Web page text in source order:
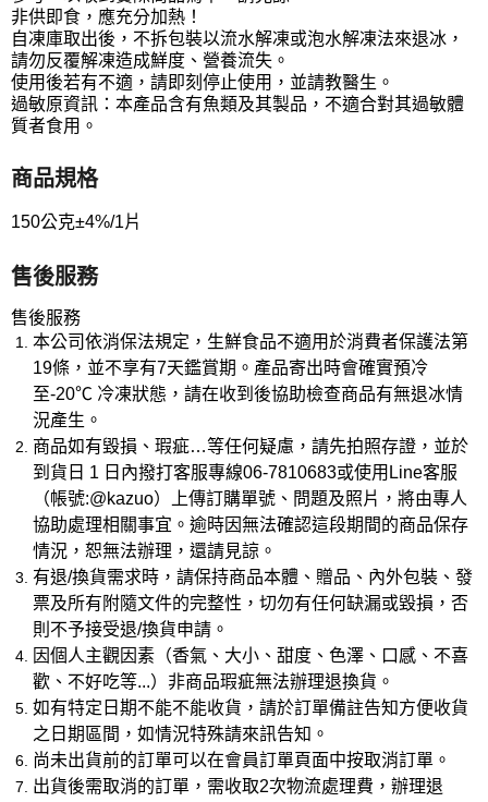
非供即食，應充分加熱！
自凍庫取出後，不拆包裝以流水解凍或泡水解凍法來退冰，
請勿反覆解凍造成鮮度、營養流失。
使用後若有不適，請即刻停止使用，並請教醫生。
過敏原資訊：本產品含有魚類及其製品，不適合對其過敏體
質者食用。
商品規格
150公克±4%/1片
售後服務
售後服務
本公司依消保法規定，生鮮食品不適用於消費者保護法第
19條，並不享有7天鑑賞期。產品寄出時會確實預冷
至-20℃ 冷凍狀態，請在收到後協助檢查商品有無退冰情
況產生。
商品如有毀損、瑕疵…等任何疑慮，請先拍照存證，並於
到貨日 1 日內撥打客服專線06-7810683或使用Line客服
（帳號:@kazuo）上傳訂購單號、問題及照片，將由專人
協助處理相關事宜。逾時因無法確認這段期間的商品保存
情況，恕無法辦理，還請見諒。
有退/換貨需求時，請保持商品本體、贈品、內外包裝、發
票及所有附隨文件的完整性，切勿有任何缺漏或毀損，否
則不予接受退/換貨申請。
因個人主觀因素（香氣、大小、甜度、色澤、口感、不喜
歡、不好吃等...）非商品瑕疵無法辦理退換貨。
如有特定日期不能不能收貨，請於訂單備註告知方便收貨
之日期區間，如情況特殊請來訊告知。
尚未出貨前的訂單可以在會員訂單頁面中按取消訂單。
出貨後需取消的訂單，需收取2次物流處理費，辦理退